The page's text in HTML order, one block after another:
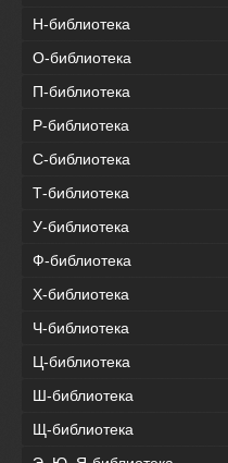
Н-библиотека
О-библиотека
П-библиотека
Р-библиотека
С-библиотека
Т-библиотека
У-библиотека
Ф-библиотека
Х-библиотека
Ч-библиотека
Ц-библиотека
Ш-библиотека
Щ-библиотека